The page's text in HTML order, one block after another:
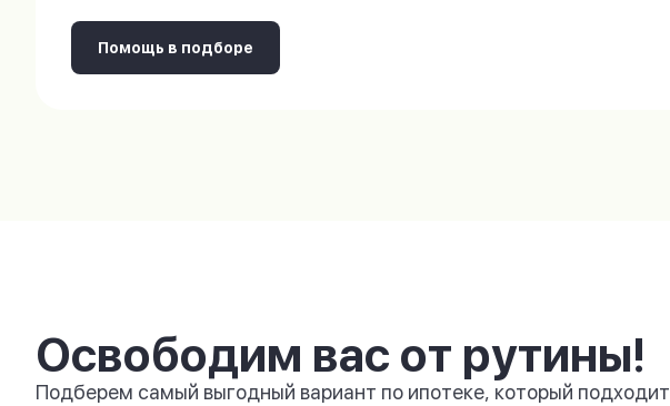
Помощь в подборе
Освободим вас от рутины!
Подберем самый выгодный вариант по ипотеке, который подходит